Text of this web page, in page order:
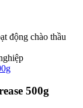
động chào thầu
500g